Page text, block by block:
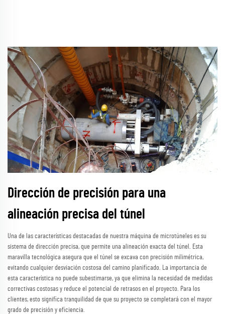
Dirección de precisión para una
alineación precisa del túnel
Una de las características destacadas de nuestra máquina de microtúneles es su
sistema de dirección precisa, que permite una alineación exacta del túnel. Esta
maravilla tecnológica asegura que el túnel se excava con precisión milimétrica,
evitando cualquier desviación costosa del camino planificado. La importancia de
esta característica no puede subestimarse, ya que elimina la necesidad de medidas
correctivas costosas y reduce el potencial de retrasos en el proyecto. Para los
clientes, esto significa tranquilidad de que su proyecto se completará con el mayor
grado de precisión y eficiencia.